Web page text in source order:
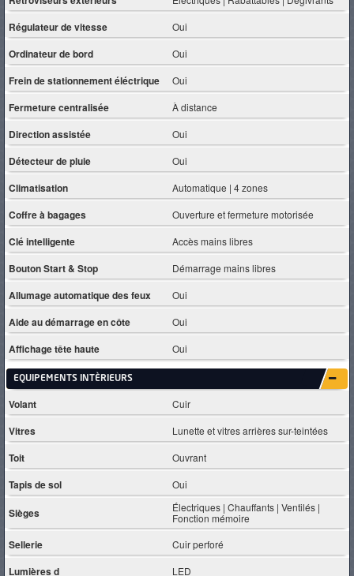
Régulateur de vitesse Oui
Ordinateur de bord Oui
Frein de stationnement éléctrique Oui
Fermeture centralisée À distance
Direction assistée Oui
Détecteur de pluie Oui
Climatisation Automatique | 4 zones
Coffre à bagages Ouverture et fermeture motorisée
Clé intelligente Accès mains libres
Bouton Start & Stop Démarrage mains libres
Allumage automatique des feux Oui
Aide au démarrage en côte Oui
Affichage tête haute Oui
EQUIPEMENTS INTÈRIEURS
Volant Cuir
Vitres Lunette et vitres arrières sur-teintées
Toit Ouvrant
Tapis de sol Oui
Sièges
Électriques | Chauffants | Ventilés |
Fonction mémoire
Sellerie Cuir perforé
Lumières d LED